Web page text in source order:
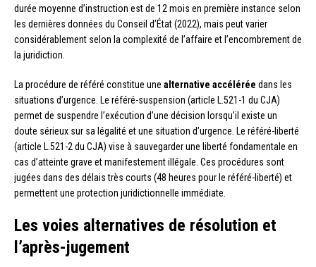
durée moyenne d’instruction est de 12 mois en première instance selon
les dernières données du Conseil d’État (2022), mais peut varier
considérablement selon la complexité de l’affaire et l’encombrement de
la juridiction.
La procédure de référé constitue une alternative accélérée dans les
situations d’urgence. Le référé-suspension (article L.521-1 du CJA)
permet de suspendre l’exécution d’une décision lorsqu’il existe un
doute sérieux sur sa légalité et une situation d’urgence. Le référé-liberté
(article L.521-2 du CJA) vise à sauvegarder une liberté fondamentale en
cas d’atteinte grave et manifestement illégale. Ces procédures sont
jugées dans des délais très courts (48 heures pour le référé-liberté) et
permettent une protection juridictionnelle immédiate.
Les voies alternatives de résolution et
l’après-jugement